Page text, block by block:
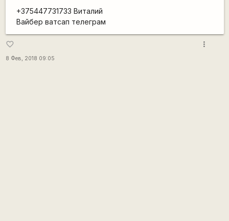
+375447731733 Виталий
Вайбер ватсап телеграм
favorite_border
8 Фев, 2018 09:05
more_vert